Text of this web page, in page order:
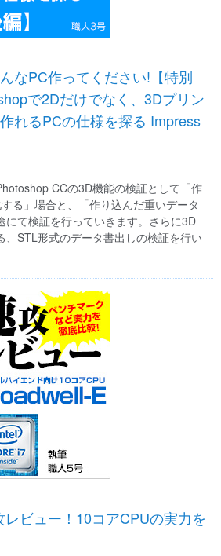
なPC作ってください!【特別
で2Dだけでなく、3Dプリン
れるPCの仕様を探る Impress
CCの3D機能の検証として「作
る」場合と、「作り込んだ重いデータ
にて検証を行っていきます。さらに3D
、STL形式のデータ書出しの検証を行い
ビュー！10コアCPUの実力を